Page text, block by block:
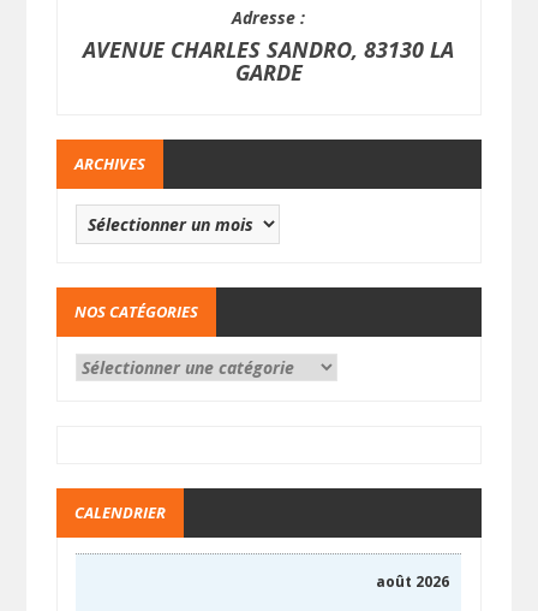
Adresse :
AVENUE CHARLES SANDRO, 83130 LA
GARDE
ARCHIVES
NOS CATÉGORIES
CALENDRIER
août 2026